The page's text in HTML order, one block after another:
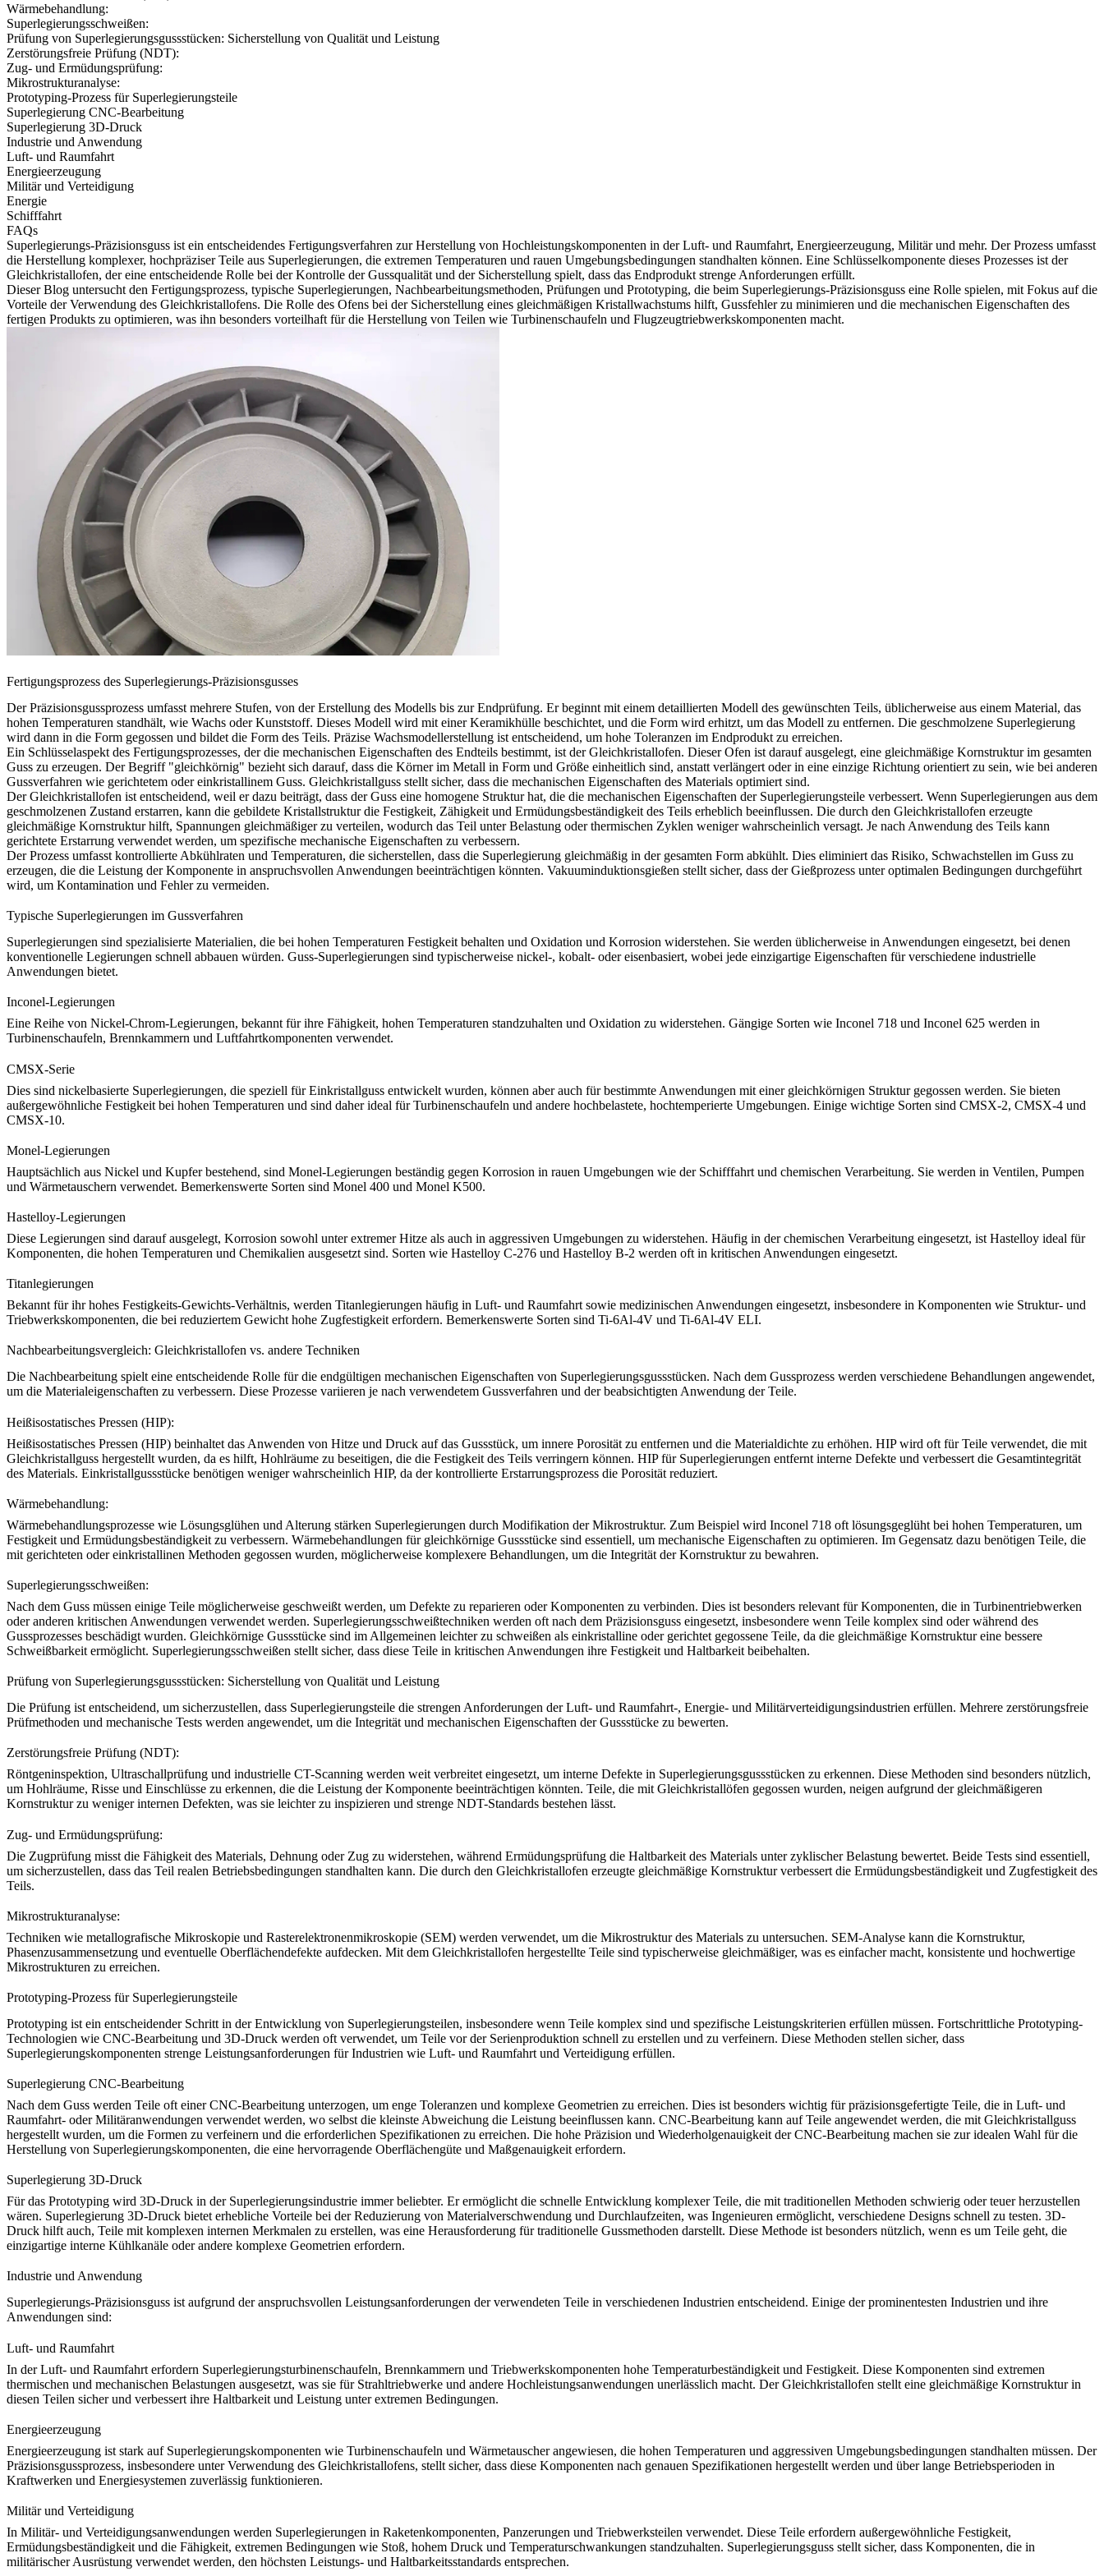
Wärmebehandlung:
Superlegierungsschweißen:
Prüfung von Superlegierungsgussstücken: Sicherstellung von Qualität und Leistung
Zerstörungsfreie Prüfung (NDT):
Zug- und Ermüdungsprüfung:
Mikrostrukturanalyse:
Prototyping-Prozess für Superlegierungsteile
Superlegierung CNC-Bearbeitung
Superlegierung 3D-Druck
Industrie und Anwendung
Luft- und Raumfahrt
Energieerzeugung
Militär und Verteidigung
Energie
Schifffahrt
FAQs
Superlegierungs-Präzisionsguss ist ein entscheidendes Fertigungsverfahren zur Herstellung von Hochleistungskomponenten in derLuft- und Raumfahrt, Energieerzeugung, Militär und mehr. Der Prozess umfasst
die Herstellung komplexer, hochpräziser Teile aus Superlegierungen, die extremen Temperaturen und rauen Umgebungsbedingungen standhalten können. Eine Schlüsselkomponente dieses Prozesses ist der
Gleichkristallofen, der eine entscheidende Rolle bei der Kontrolle der Gussqualität und der Sicherstellung spielt, dass das Endprodukt strenge Anforderungen erfüllt.
Dieser Blog untersucht den Fertigungsprozess, typische Superlegierungen, Nachbearbeitungsmethoden, Prüfungen und Prototyping, die beim Superlegierungs-Präzisionsguss eine Rolle spielen, mit Fokus auf die
Vorteile der Verwendung des Gleichkristallofens. Die Rolle des Ofens bei der Sicherstellung eines gleichmäßigen Kristallwachstums hilft, Gussfehler zu minimieren und die mechanischen Eigenschaften des
fertigen Produkts zu optimieren, was ihn besonders vorteilhaft für die Herstellung von Teilen wie Turbinenschaufeln und Flugzeugtriebwerkskomponenten macht.
Fertigungsprozess des Superlegierungs-Präzisionsgusses
Der Präzisionsgussprozess umfasst mehrere Stufen, von der Erstellung des Modells bis zur Endprüfung. Er beginnt mit einem detaillierten Modell des gewünschten Teils, üblicherweise aus einem Material, das
hohen Temperaturen standhält, wie Wachs oder Kunststoff. Dieses Modell wird mit einer Keramikhülle beschichtet, und die Form wird erhitzt, um das Modell zu entfernen. Die geschmolzene Superlegierung
wird dann in die Form gegossen und bildet die Form des Teils. Präzise Wachsmodellerstellung ist entscheidend, um hohe Toleranzen im Endprodukt zu erreichen.
Ein Schlüsselaspekt des Fertigungsprozesses, der die mechanischen Eigenschaften des Endteils bestimmt, ist der Gleichkristallofen. Dieser Ofen ist darauf ausgelegt, eine gleichmäßige Kornstruktur im gesamten
Guss zu erzeugen. Der Begriff "gleichkörnig" bezieht sich darauf, dass die Körner im Metall in Form und Größe einheitlich sind, anstatt verlängert oder in eine einzige Richtung orientiert zu sein, wie bei anderen
Gussverfahren wie gerichtetem oder einkristallinem Guss. Gleichkristallguss stellt sicher, dass die mechanischen Eigenschaften des Materials optimiert sind.
Der Gleichkristallofen ist entscheidend, weil er dazu beiträgt, dass der Guss eine homogene Struktur hat, die die mechanischen Eigenschaften der Superlegierungsteile verbessert. Wenn Superlegierungen aus dem
geschmolzenen Zustand erstarren, kann die gebildete Kristallstruktur die Festigkeit, Zähigkeit und Ermüdungsbeständigkeit des Teils erheblich beeinflussen. Die durch den Gleichkristallofen erzeugte
gleichmäßige Kornstruktur hilft, Spannungen gleichmäßiger zu verteilen, wodurch das Teil unter Belastung oder thermischen Zyklen weniger wahrscheinlich versagt. Je nach Anwendung des Teils kann
gerichtete Erstarrung verwendet werden, um spezifische mechanische Eigenschaften zu verbessern.
Der Prozess umfasst kontrollierte Abkühlraten und Temperaturen, die sicherstellen, dass die Superlegierung gleichmäßig in der gesamten Form abkühlt. Dies eliminiert das Risiko, Schwachstellen im Guss zu
erzeugen, die die Leistung der Komponente in anspruchsvollen Anwendungen beeinträchtigen könnten. Vakuuminduktionsgießen stellt sicher, dass der Gießprozess unter optimalen Bedingungen durchgeführt
wird, um Kontamination und Fehler zu vermeiden.
Typische Superlegierungen im Gussverfahren
Superlegierungen sind spezialisierte Materialien, die bei hohen Temperaturen Festigkeit behalten und Oxidation und Korrosion widerstehen. Sie werden üblicherweise in Anwendungen eingesetzt, bei denen
konventionelle Legierungen schnell abbauen würden. Guss-Superlegierungen sind typischerweise nickel-, kobalt- oder eisenbasiert, wobei jede einzigartige Eigenschaften für verschiedene industrielle
Anwendungen bietet.
Inconel-Legierungen
Eine Reihe von Nickel-Chrom-Legierungen, bekannt für ihre Fähigkeit, hohen Temperaturen standzuhalten und Oxidation zu widerstehen. Gängige Sorten wie Inconel 718 und Inconel 625 werden in
Turbinenschaufeln, Brennkammern und Luftfahrtkomponenten verwendet.
CMSX-Serie
Dies sind nickelbasierte Superlegierungen, die speziell für Einkristallguss entwickelt wurden, können aber auch für bestimmte Anwendungen mit einer gleichkörnigen Struktur gegossen werden. Sie bieten
außergewöhnliche Festigkeit bei hohen Temperaturen und sind daher ideal für Turbinenschaufeln und andere hochbelastete, hochtemperierte Umgebungen. Einige wichtige Sorten sind CMSX-2, CMSX-4 und
CMSX-10.
Monel-Legierungen
Hauptsächlich aus Nickel und Kupfer bestehend, sind Monel-Legierungen beständig gegen Korrosion in rauen Umgebungen wie der Schifffahrt und chemischen Verarbeitung. Sie werden in Ventilen, Pumpen
und Wärmetauschern verwendet. Bemerkenswerte Sorten sind Monel 400 und Monel K500.
Hastelloy-Legierungen
Diese Legierungen sind darauf ausgelegt, Korrosion sowohl unter extremer Hitze als auch in aggressiven Umgebungen zu widerstehen. Häufig in der chemischen Verarbeitung eingesetzt, ist Hastelloy ideal für
Komponenten, die hohen Temperaturen und Chemikalien ausgesetzt sind. Sorten wie Hastelloy C-276 und Hastelloy B-2 werden oft in kritischen Anwendungen eingesetzt.
Titanlegierungen
Bekannt für ihr hohes Festigkeits-Gewichts-Verhältnis, werden Titanlegierungen häufig in Luft- und Raumfahrt sowie medizinischen Anwendungen eingesetzt, insbesondere in Komponenten wie Struktur- und
Triebwerkskomponenten, die bei reduziertem Gewicht hohe Zugfestigkeit erfordern. Bemerkenswerte Sorten sind Ti-6Al-4V und Ti-6Al-4V ELI.
Nachbearbeitungsvergleich: Gleichkristallofen vs. andere Techniken
Die Nachbearbeitung spielt eine entscheidende Rolle für die endgültigen mechanischen Eigenschaften von Superlegierungsgussstücken. Nach dem Gussprozess werden verschiedene Behandlungen angewendet,
um die Materialeigenschaften zu verbessern. Diese Prozesse variieren je nach verwendetem Gussverfahren und der beabsichtigten Anwendung der Teile.
Heißisostatisches Pressen (HIP):
Heißisostatisches Pressen (HIP) beinhaltet das Anwenden von Hitze und Druck auf das Gussstück, um innere Porosität zu entfernen und die Materialdichte zu erhöhen. HIP wird oft für Teile verwendet, die mit
Gleichkristallguss hergestellt wurden, da es hilft, Hohlräume zu beseitigen, die die Festigkeit des Teils verringern können. HIP für Superlegierungen entfernt interne Defekte und verbessert die Gesamtintegrität
des Materials. Einkristallgussstücke benötigen weniger wahrscheinlich HIP, da der kontrollierte Erstarrungsprozess die Porosität reduziert.
Wärmebehandlung:
Wärmebehandlungsprozesse wie Lösungsglühen und Alterung stärken Superlegierungen durch Modifikation der Mikrostruktur. Zum Beispiel wird Inconel 718 oft lösungsgeglüht bei hohen Temperaturen, um
Festigkeit und Ermüdungsbeständigkeit zu verbessern. Wärmebehandlungen für gleichkörnige Gussstücke sind essentiell, um mechanische Eigenschaften zu optimieren. Im Gegensatz dazu benötigen Teile, die
mit gerichteten oder einkristallinen Methoden gegossen wurden, möglicherweise komplexere Behandlungen, um die Integrität der Kornstruktur zu bewahren.
Superlegierungsschweißen:
Nach dem Guss müssen einige Teile möglicherweise geschweißt werden, um Defekte zu reparieren oder Komponenten zu verbinden. Dies ist besonders relevant für Komponenten, die in Turbinentriebwerken
oder anderen kritischen Anwendungen verwendet werden. Superlegierungsschweißtechniken werden oft nach dem Präzisionsguss eingesetzt, insbesondere wenn Teile komplex sind oder während des
Gussprozesses beschädigt wurden. Gleichkörnige Gussstücke sind im Allgemeinen leichter zu schweißen als einkristalline oder gerichtet gegossene Teile, da die gleichmäßige Kornstruktur eine bessere
Schweißbarkeit ermöglicht. Superlegierungsschweißen stellt sicher, dass diese Teile in kritischen Anwendungen ihre Festigkeit und Haltbarkeit beibehalten.
Prüfung von Superlegierungsgussstücken: Sicherstellung von Qualität und Leistung
Die Prüfung ist entscheidend, um sicherzustellen, dass Superlegierungsteile die strengen Anforderungen der Luft- und Raumfahrt-, Energie- und Militärverteidigungsindustrien erfüllen. Mehrere zerstörungsfreie
Prüfmethoden und mechanische Tests werden angewendet, um die Integrität und mechanischen Eigenschaften der Gussstücke zu bewerten.
Zerstörungsfreie Prüfung (NDT):
Röntgeninspektion, Ultraschallprüfung und industrielle CT-Scanning werden weit verbreitet eingesetzt, um interne Defekte in Superlegierungsgussstücken zu erkennen. Diese Methoden sind besonders nützlich,
um Hohlräume, Risse und Einschlüsse zu erkennen, die die Leistung der Komponente beeinträchtigen könnten. Teile, die mit Gleichkristallöfen gegossen wurden, neigen aufgrund der gleichmäßigeren
Kornstruktur zu weniger internen Defekten, was sie leichter zu inspizieren und strenge NDT-Standards bestehen lässt.
Zug- und Ermüdungsprüfung:
Die Zugprüfung misst die Fähigkeit des Materials, Dehnung oder Zug zu widerstehen, während Ermüdungsprüfung die Haltbarkeit des Materials unter zyklischer Belastung bewertet. Beide Tests sind essentiell,
um sicherzustellen, dass das Teil realen Betriebsbedingungen standhalten kann. Die durch den Gleichkristallofen erzeugte gleichmäßige Kornstruktur verbessert die Ermüdungsbeständigkeit und Zugfestigkeit des
Teils.
Mikrostrukturanalyse:
Techniken wie metallografische Mikroskopie und Rasterelektronenmikroskopie (SEM) werden verwendet, um die Mikrostruktur des Materials zu untersuchen. SEM-Analyse kann die Kornstruktur,
Phasenzusammensetzung und eventuelle Oberflächendefekte aufdecken. Mit dem Gleichkristallofen hergestellte Teile sind typischerweise gleichmäßiger, was es einfacher macht, konsistente und hochwertige
Mikrostrukturen zu erreichen.
Prototyping-Prozess für Superlegierungsteile
Prototyping ist ein entscheidender Schritt in der Entwicklung von Superlegierungsteilen, insbesondere wenn Teile komplex sind und spezifische Leistungskriterien erfüllen müssen. Fortschrittliche Prototyping-
Technologien wie CNC-Bearbeitung und 3D-Druck werden oft verwendet, um Teile vor der Serienproduktion schnell zu erstellen und zu verfeinern. Diese Methoden stellen sicher, dass
Superlegierungskomponenten strenge Leistungsanforderungen für Industrien wie Luft- und Raumfahrt und Verteidigung erfüllen.
Superlegierung CNC-Bearbeitung
Nach dem Guss werden Teile oft einer CNC-Bearbeitung unterzogen, um enge Toleranzen und komplexe Geometrien zu erreichen. Dies ist besonders wichtig für präzisionsgefertigte Teile, die in Luft- und
Raumfahrt- oder Militäranwendungen verwendet werden, wo selbst die kleinste Abweichung die Leistung beeinflussen kann. CNC-Bearbeitung kann auf Teile angewendet werden, die mit Gleichkristallguss
hergestellt wurden, um die Formen zu verfeinern und die erforderlichen Spezifikationen zu erreichen. Die hohe Präzision und Wiederholgenauigkeit der CNC-Bearbeitung machen sie zur idealen Wahl für die
Herstellung von Superlegierungskomponenten, die eine hervorragende Oberflächengüte und Maßgenauigkeit erfordern.
Superlegierung 3D-Druck
Für das Prototyping wird 3D-Druck in der Superlegierungsindustrie immer beliebter. Er ermöglicht die schnelle Entwicklung komplexer Teile, die mit traditionellen Methoden schwierig oder teuer herzustellen
wären. Superlegierung 3D-Druck bietet erhebliche Vorteile bei der Reduzierung von Materialverschwendung und Durchlaufzeiten, was Ingenieuren ermöglicht, verschiedene Designs schnell zu testen. 3D-
Druck hilft auch, Teile mit komplexen internen Merkmalen zu erstellen, was eine Herausforderung für traditionelle Gussmethoden darstellt. Diese Methode ist besonders nützlich, wenn es um Teile geht, die
einzigartige interne Kühlkanäle oder andere komplexe Geometrien erfordern.
Industrie und Anwendung
Superlegierungs-Präzisionsguss ist aufgrund der anspruchsvollen Leistungsanforderungen der verwendeten Teile in verschiedenen Industrien entscheidend. Einige der prominentesten Industrien und ihre
Anwendungen sind:
Luft- und Raumfahrt
In derLuft- und Raumfahrt erfordern Superlegierungsturbinenschaufeln, Brennkammern und Triebwerkskomponenten hohe Temperaturbeständigkeit und Festigkeit. Diese Komponenten sind extremen
thermischen und mechanischen Belastungen ausgesetzt, was sie für Strahltriebwerke und andere Hochleistungsanwendungen unerlässlich macht. DerGleichkristallofen stellt eine gleichmäßige Kornstruktur in
diesen Teilen sicher und verbessert ihre Haltbarkeit und Leistung unter extremen Bedingungen.
Energieerzeugung
Energieerzeugung ist stark auf Superlegierungskomponenten wie Turbinenschaufeln und Wärmetauscher angewiesen, die hohen Temperaturen und aggressiven Umgebungsbedingungen standhalten müssen. Der
Präzisionsgussprozess, insbesondere unter Verwendung des Gleichkristallofens, stellt sicher, dass diese Komponenten nach genauen Spezifikationen hergestellt werden und über lange Betriebsperioden in
Kraftwerken und Energiesystemen zuverlässig funktionieren.
Militär und Verteidigung
In Militär- und Verteidigungsanwendungen werden Superlegierungen in Raketenkomponenten, Panzerungen und Triebwerksteilen verwendet. Diese Teile erfordern außergewöhnliche Festigkeit,
Ermüdungsbeständigkeit und die Fähigkeit, extremen Bedingungen wie Stoß, hohem Druck und Temperaturschwankungen standzuhalten. Superlegierungsguss stellt sicher, dass Komponenten, die in
militärischer Ausrüstung verwendet werden, den höchsten Leistungs- und Haltbarkeitsstandards entsprechen.